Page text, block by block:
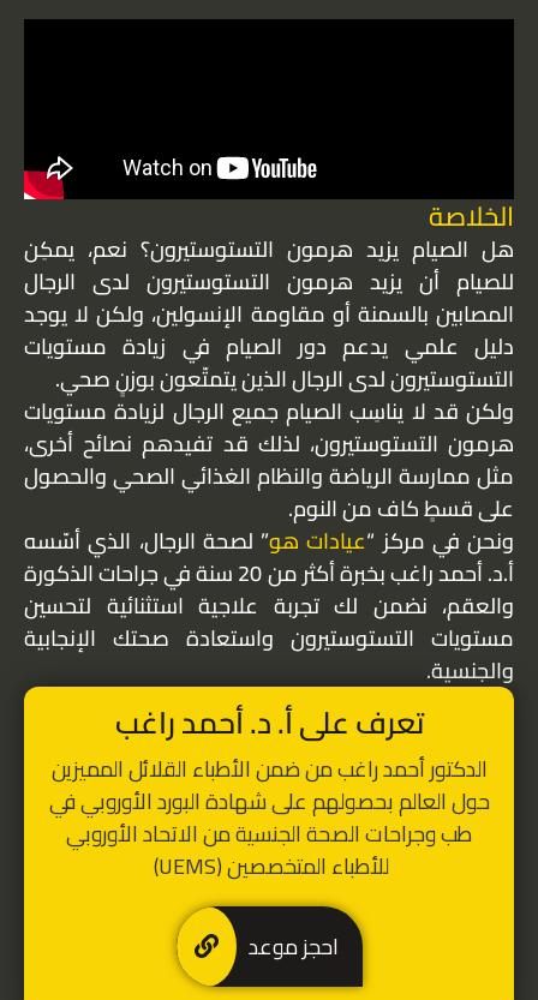
الخلاصة
هل الصيام يزيد هرمون التستوستيرون؟ نعم، يمكِن
للصيام أن يزيد هرمون التستوستيرون لدى الرجال
المصابين بالسمنة أو مقاومة الإنسولين، ولكن لا يوجد
دليل علمي يدعم دور الصيام في زيادة مستويات
التستوستيرون لدى الرجال الذين يتمتّعون بوزنٍ صحي.
ولكن قد لا يناسِب الصيام جميع الرجال لزيادة مستويات
هرمون التستوستيرون، لذلك قد تفيدهم نصائح أخرى،
مثل ممارسة الرياضة والنظام الغذائي الصحي والحصول
على قسطٍ كاف من النوم.
ونحن في مركز “عيادات هو” لصحة الرجال، الذي أسّسه
أ.د. أحمد راغب بخبرة أكثر من 20 سنة في جراحات الذكورة
والعقم، نضمن لك تجربة علاجية استثنائية لتحسين
مستويات التستوستيرون واستعادة صحتك الإنجابية
والجنسية.
تعرف على أ. د. أحمد راغب
الدكتور أحمد راغب من ضمن الأطباء القلائل المميزين
حول العالم بحصولهم على شهادة البورد الأوروبي في
طب وجراحات الصحة الجنسية من الاتحاد الأوروبي
للأطباء المتخصصين (UEMS)
احجز موعد